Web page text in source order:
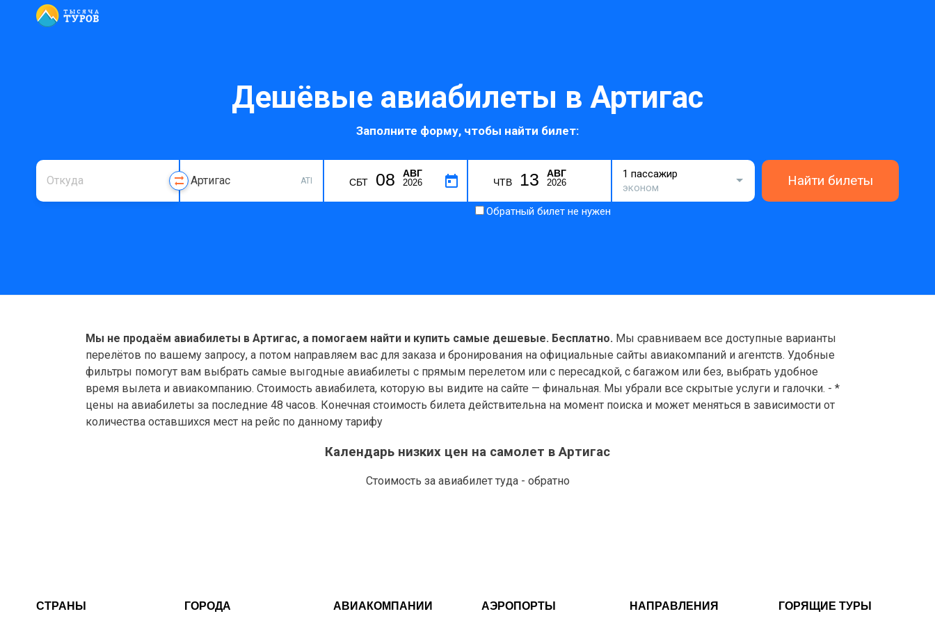
Дешёвые авиабилеты в Артигас
Заполните форму, чтобы найти билет:
ATI СБТ 08 АВГ
2026 ЧТВ 13 АВГ
2026
1 пассажир
эконом
Найти билеты
Обратный билет не нужен
Мы не продаём авиабилеты в Артигас, а помогаем найти и купить самые дешевые. Бесплатно. Мы сравниваем все доступные варианты
перелётов по вашему запросу, а потом направляем вас для заказа и бронирования на официальные сайты авиакомпаний и агентств. Удобные
фильтры помогут вам выбрать самые выгодные авиабилеты с прямым перелетом или с пересадкой, с багажом или без, выбрать удобное
время вылета и авиакомпанию. Стоимость авиабилета, которую вы видите на сайте — финальная. Мы убрали все скрытые услуги и галочки. - *
цены на авиабилеты за последние 48 часов. Конечная стоимость билета действительна на момент поиска и может меняться в зависимости от
количества оставшихся мест на рейс по данному тарифу
Календарь низких цен на самолет в Артигас
Стоимость за авиабилет туда - обратно
СТРАНЫ ГОРОДА АВИАКОМПАНИИ АЭРОПОРТЫ НАПРАВЛЕНИЯ ГОРЯЩИЕ ТУРЫ